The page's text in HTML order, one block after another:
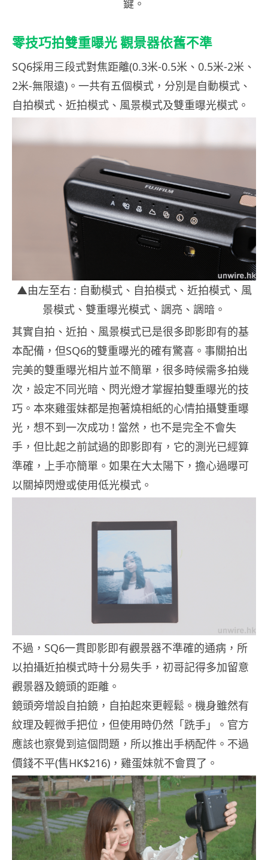
鍵。
零技巧拍雙重曝光 觀景器依舊不準
SQ6採用三段式對焦距離(0.3米-0.5米、0.5米-2米、
2米-無限遠)。一共有五個模式，分別是自動模式、
自拍模式、近拍模式、風景模式及雙重曝光模式。
▲由左至右 : 自動模式、自拍模式、近拍模式、風
景模式、雙重曝光模式、調亮、調暗。
其實自拍、近拍、風景模式已是很多即影即有的基
本配備，但SQ6的雙重曝光的確有驚喜。事關拍出
完美的雙重曝光相片並不簡單，很多時候需多拍幾
次，設定不同光暗、閃光燈才掌握拍雙重曝光的技
巧。本來雞蛋妹都是抱著燒相紙的心情拍攝雙重曝
光，想不到一次成功 ! 當然，也不是完全不會失
手，但比起之前試過的即影即有，它的測光已經算
準確，上手亦簡單。如果在大太陽下，擔心過曝可
以關掉閃燈或使用低光模式。
不過，SQ6一貫即影即有觀景器不準確的通病，所
以拍攝近拍模式時十分易失手，初哥記得多加留意
觀景器及鏡頭的距離。
鏡頭旁增設自拍鏡，自拍起來更輕鬆。機身雖然有
紋理及輕微手把位，但使用時仍然「跣手」。官方
應該也察覺到這個問題，所以推出手柄配件。不過
價錢不平(售HK$216)，雞蛋妹就不會買了。